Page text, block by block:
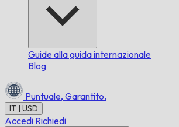
Guide alla guida internazionale
Blog
Puntuale, Garantito.
IT | USD
Accedi Richiedi